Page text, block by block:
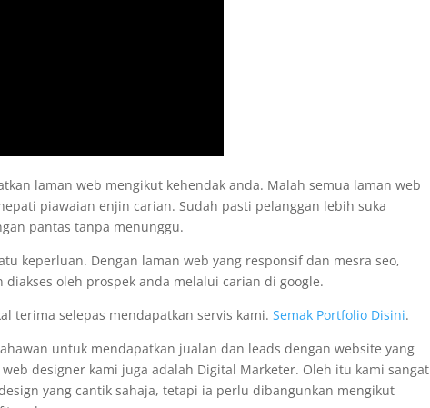
laman web mengikut kehendak anda. Malah semua laman web
piawaian enjin carian. Sudah pasti pelanggan lebih suka
pantas tanpa menunggu.
keperluan. Dengan laman web yang responsif dan mesra seo,
oleh prospek anda melalui carian di google.
terima selepas mendapatkan servis kami.Semak Portfolio Disini.
untuk mendapatkan jualan dan leads dengan website yang
designer kami juga adalah Digital Marketer. Oleh itu kami sangat
yang cantik sahaja, tetapi ia perlu dibangunkan mengikut